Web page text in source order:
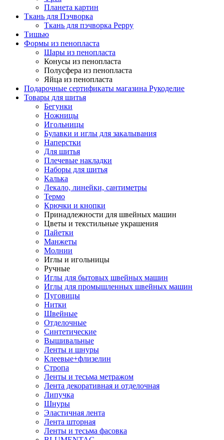
Планета картин
Ткань для Пэчворка
Ткань для пэчворка Peppy
Тишью
Формы из пенопласта
Шары из пенопласта
Конусы из пенопласта
Полусфера из пенопласта
Яйца из пенопласта
Подарочные сертификаты магазина Рукоделие
Товары для шитья
Бегунки
Ножницы
Игольницы
Булавки и иглы для закалывания
Наперстки
Для шитья
Плечевые накладки
Наборы для шитья
Калька
Лекало, линейки, сантиметры
Термо
Крючки и кнопки
Принадлежности для швейных машин
Цветы и текстильные украшения
Пайетки
Манжеты
Молнии
Иглы и игольницы
Ручные
Иглы для бытовых швейных машин
Иглы для промышленных швейных машин
Пуговицы
Нитки
Швейные
Отделочные
Синтетические
Вышивальные
Ленты и шнуры
Клеевые+флизелин
Стропа
Ленты и тесьма метражом
Лента декоративная и отделочная
Липучка
Шнуры
Эластичная лента
Лента шторная
Ленты и тесьма фасовка